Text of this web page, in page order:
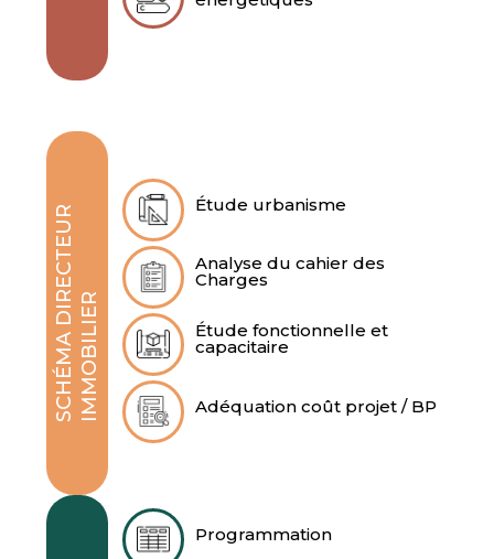
S
C
H
É
M
A
D
IR
E
C
T
E
U
R
I
M
M
O
B
I
L
I
ER
Étude urbanisme
Analyse du cahier des
Charges
Étude fonctionnelle et
capacitaire
Adéquation coût projet / BP
Programmation